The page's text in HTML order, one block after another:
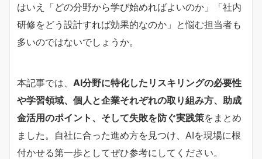
はいえ「どの分野から学び始めればよいのか」「社内
研修をどう設計すれば効果的なのか」と悩む担当者も
多いのではないでしょうか。
本記事では、 AI分野に特化したリスキリングの必要性
や学習領域、個人と企業それぞれの取り組み方、助成
金活用のポイント、そして失敗を防ぐ実践策をまとめ
ました。自社に合った進め方を見つけ、AIを現場に根
付かせる第一歩としてぜひ参考にしてください。